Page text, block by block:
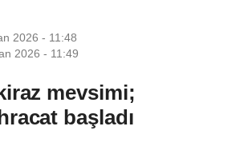
2026 - 11:48
2026 - 11:49
mevsimi;
başladı